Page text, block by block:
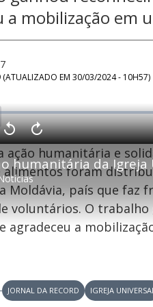
a mobilização em
(ATUALIZADO EM 30/03/2024 - 10H57)
V
o
l
t
a
r
1
0
s
g
u
d
A
v
a
n
ç
a
1
0
e
g
n
ação humanitária e
alimentos foram
Moldávia, país que faz
voluntários. O
agradeceu a
JORNAL DA RECORD IGREJA